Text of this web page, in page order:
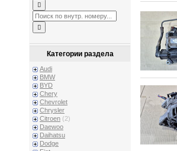
Категории раздела
Audi
BMW
BYD
Chery
Chevrolet
Chrysler
Citroen (2)
Daewoo
Daihatsu
Dodge